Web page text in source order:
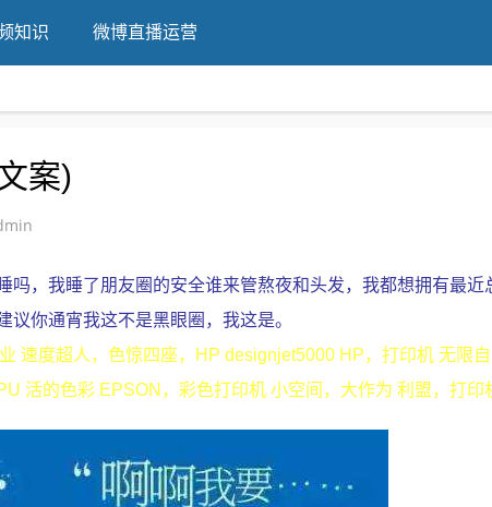
知识 微博直播运营
案)
吗，我睡了朋友圈的安全谁来管熬夜和头发，我都想拥有最近
你通宵我这不是黑眼圈，我这是。
速度超人，色惊四座，HP designjet5000 HP，打印机 无限自
活的色彩 EPSON，彩色打印机 小空间，大作为 利盟，打印